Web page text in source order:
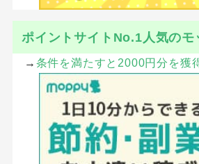
ポイントサイトNo.1人気のモ
→ 条件を満たすと2000円分を獲